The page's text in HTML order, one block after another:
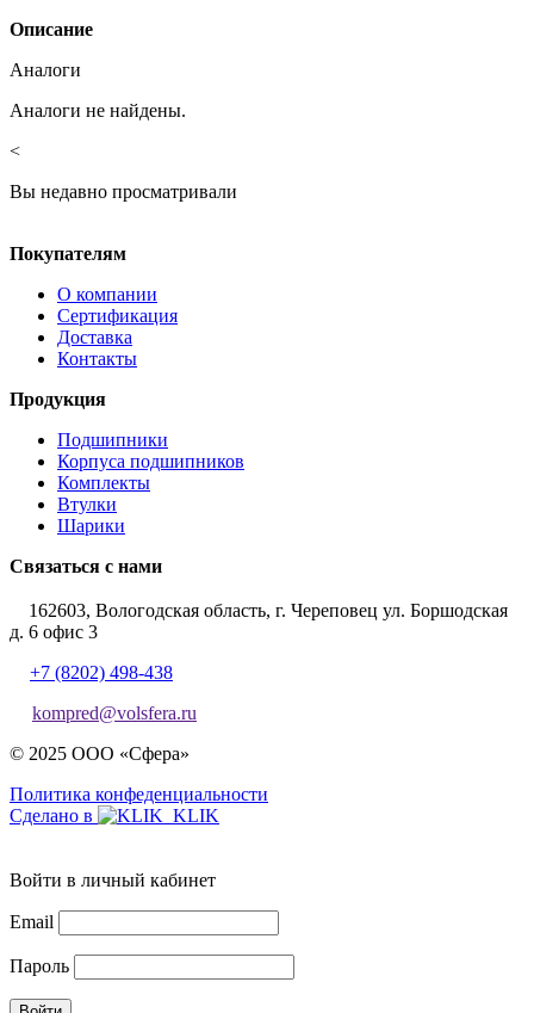
Описание
Аналоги
Аналоги не найдены.
<
Вы недавно просматривали
Покупателям
О компании
Сертификация
Доставка
Контакты
Продукция
Подшипники
Корпуса подшипников
Комплекты
Втулки
Шарики
Связаться с нами
162603, Вологодская область, г. Череповец ул. Боршодская
д. 6 офис 3
+7 (8202) 498-438
kompred@volsfera.ru
© 2025 ООО «Сфера»
Политика конфеденциальности
Сделано в
Войти в личный кабинет
Email
Пароль